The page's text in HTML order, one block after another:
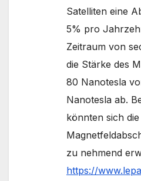
Satelliten eine
5% pro
Zeitraum von
die Stärke des
80 Nanotesla
Nanotesla ab.
könnten sich
zu nehmend
https://